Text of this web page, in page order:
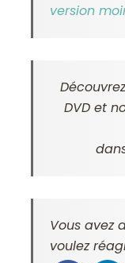
version
DVD et
Vous avez
voulez